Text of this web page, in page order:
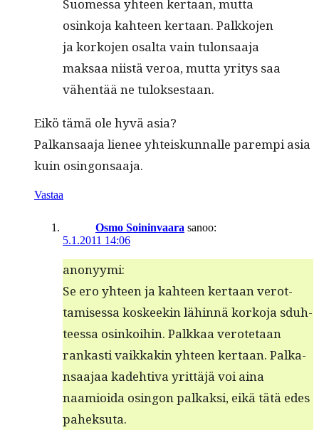
Suomes­sa yhteen ker­taan, mut­ta
osinko­ja kah­teen ker­taan. Palkko­jen
ja korko­jen osalta vain tulon­saa­ja
mak­saa niistä veroa, mut­ta yri­tys saa
vähen­tää ne tuloksestaan.
Eikö tämä ole hyvä asia?
Palka­nsaa­ja lie­nee yhteiskun­nalle parem­pi asia
kuin osingonsaaja.
Vastaa
Osmo Soininvaara sanoo:
5.1.2011 14:06
anonyy­mi:
Se ero yhteen ja kah­teen ker­taan verot­
tamises­sa kos­keekin lähin­nä korko­ja sduh­
teessa osinkoi­hin. Palkkaa verote­taan
rankasti vaikkakin yhteen ker­taan. Palka­
nsaa­jaa kade­hti­va yrit­täjä voi aina
naamioi­da osin­gon palkak­si, eikä tätä edes
paheksuta.